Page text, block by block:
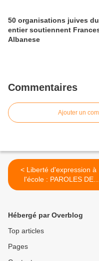
50 organisations juives
entier soutiennent
Albanese
Commentaires
Ajouter un
< Liberté d'expression à
l'école : PAROLES DE
PROFS
Hébergé par Overblog
Top articles
Pages